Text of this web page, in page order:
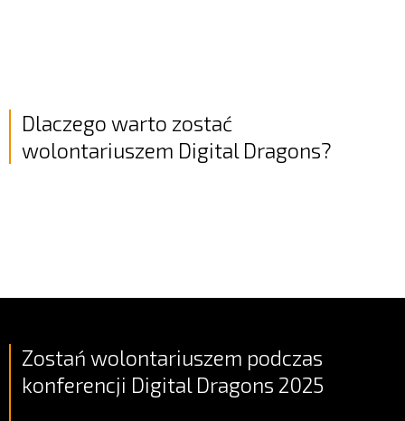
Dlaczego warto zostać
wolontariuszem Digital Dragons?
Zostań wolontariuszem podczas
konferencji Digital Dragons 2025